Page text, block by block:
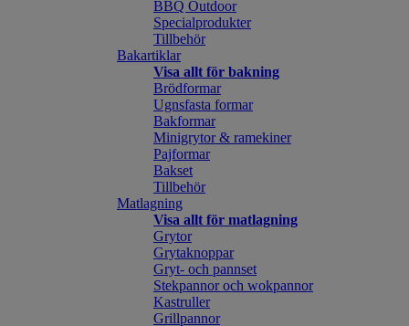
BBQ Outdoor
Specialprodukter
Tillbehör
Bakartiklar
Visa allt för bakning
Brödformar
Ugnsfasta formar
Bakformar
Minigrytor & ramekiner
Pajformar
Bakset
Tillbehör
Matlagning
Visa allt för matlagning
Grytor
Grytaknoppar
Gryt- och pannset
Stekpannor och wokpannor
Kastruller
Grillpannor